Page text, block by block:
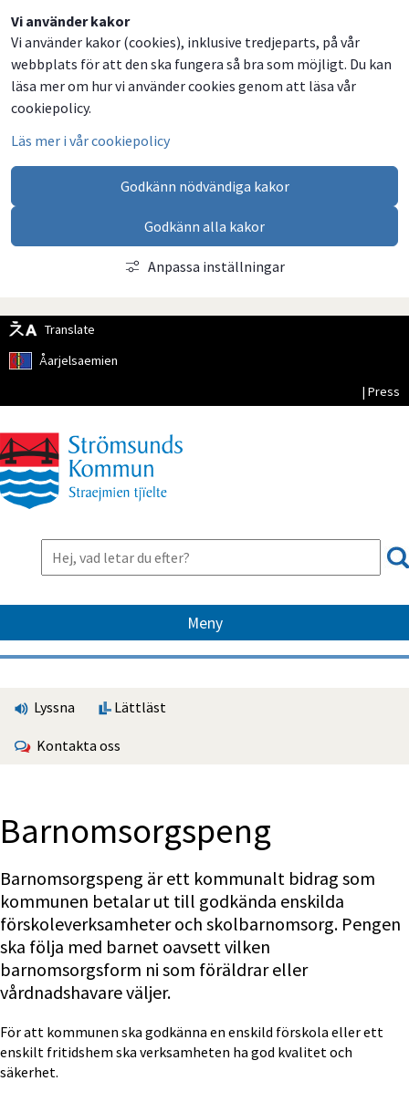
Vi använder kakor
Vi använder kakor (cookies), inklusive tredjeparts, på vår
webbplats för att den ska fungera så bra som möjligt. Du kan
läsa mer om hur vi använder cookies genom att läsa vår
cookiepolicy.
Läs mer i vår cookiepolicy
Godkänn nödvändiga kakor
Godkänn alla kakor
Anpassa inställningar
Translate
Åarjelsaemien
| Press
Meny
Lyssna Lättläst
Kontakta oss
Barnomsorgspeng
Barnomsorgspeng är ett kommunalt bidrag som
kommunen betalar ut till godkända enskilda
förskoleverksamheter och skolbarnomsorg. Pengen
ska följa med barnet oavsett vilken
barnomsorgsform ni som föräldrar eller
vårdnadshavare väljer.
För att kommunen ska godkänna en enskild förskola eller ett
enskilt fritidshem ska verksamheten ha god kvalitet och
säkerhet.
Dela
på
Facebook
Dela
på
Twitter
Dela
på
LinkedIn
Dela
via
email